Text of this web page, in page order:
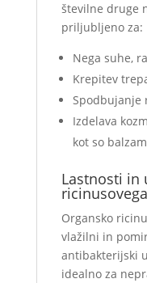
številne druge
priljubljeno za:
Nega suhe,
Krepitev
Spodbujanje
Izdelava
kot so
Lastnosti in
Organsko
vlažilni in
antibakterijski
idealno za